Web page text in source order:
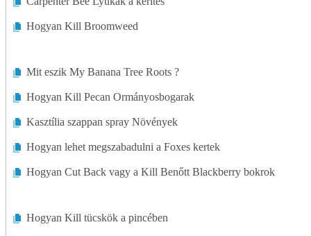
Hogyan Kill Broomweed
Mit eszik My Banana Tree Roots ?
Hogyan Kill Pecan Ormányosbogarak
Kasztília szappan spray Növények
Hogyan lehet megszabadulni a Foxes kertek
Hogyan Cut Back vagy a Kill Benőtt Blackberry bokrok
Hogyan Kill tücskök a pincében